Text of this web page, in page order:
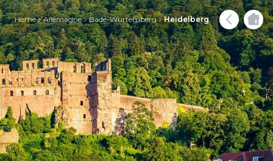
Home Allemagne Bade-Wurtemberg Heidelberg